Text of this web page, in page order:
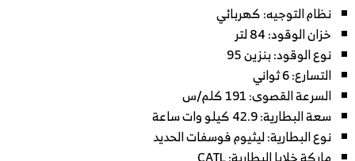
نظام التوجيه: كهربائي
خزان الوقود: 84 لتر
نوع الوقود: بنزين 95
التسارع: 6 ثواني
السرعة القصوى: 191 كلم/س
سعة البطارية: 42.9 كيلو وات ساعة
نوع البطارية: ليثيوم فوسفات الحديد